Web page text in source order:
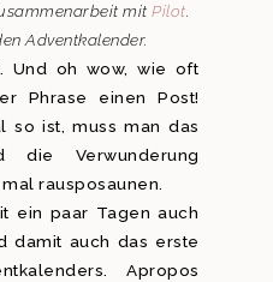
mit Pilot
Adventkalender.
Und oh wow, wie oft
Phrase einen Post!
so ist, muss man das
die Verwunderung
rausposaunen.
ein paar Tagen auch
damit auch das erste
Apropos